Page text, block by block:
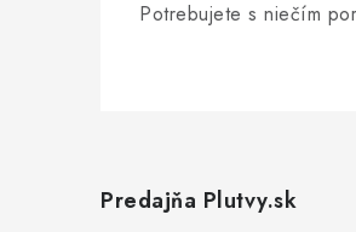
Potrebujete s niečím
Predajňa Plutvy.sk